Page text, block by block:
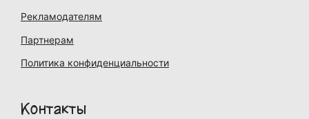
Рекламодателям
Партнерам
Политика конфиденциальности
Контакты